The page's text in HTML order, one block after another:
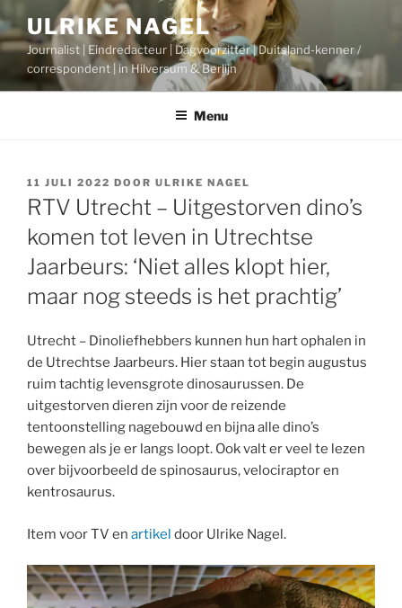
naar
de
inhoud
ULRIKE NAGEL
Journalist | Eindredacteur | Dagvoorzitter | Duitsland-kenner /
correspondent | in Hilversum & Berlijn
Menu
GEPLAATST
OP
11 JULI 2022 DOOR ULRIKE NAGEL
RTV Utrecht – Uitgestorven dino’s
komen tot leven in Utrechtse
Jaarbeurs: ‘Niet alles klopt hier,
maar nog steeds is het prachtig’
Utrecht – Dinoliefhebbers kunnen hun hart ophalen in
de Utrechtse Jaarbeurs. Hier staan tot begin augustus
ruim tachtig levensgrote dinosaurussen. De
uitgestorven dieren zijn voor de reizende
tentoonstelling nagebouwd en bijna alle dino’s
bewegen als je er langs loopt. Ook valt er veel te lezen
over bijvoorbeeld de spinosaurus, velociraptor en
kentrosaurus.
Item voor TV en artikel door Ulrike Nagel.